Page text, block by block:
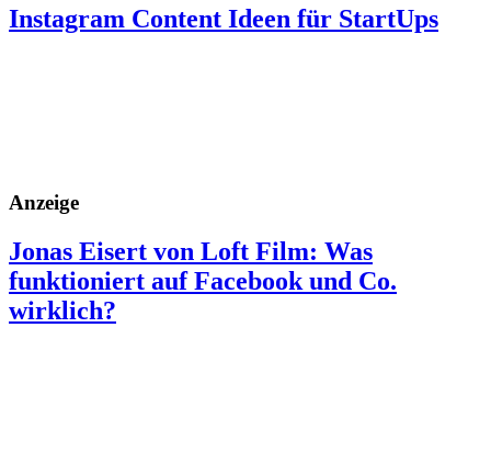
Instagram Content Ideen für StartUps
Anzeige
Jonas Eisert von Loft Film: Was
funktioniert auf Facebook und Co.
wirklich?